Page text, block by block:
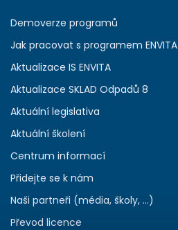
Demoverze programů
Jak pracovat s programem ENVITA
Aktualizace IS ENVITA
Aktualizace SKLAD Odpadů 8
Aktuální legislativa
Aktuální školení
Centrum informací
Přidejte se k nám
Naši partneři (média, školy, ...)
Převod licence